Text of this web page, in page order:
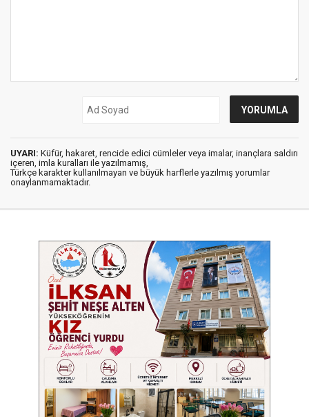
UYARI: Küfür, hakaret, rencide edici cümleler veya imalar, inançlara saldırı
içeren, imla kuralları ile yazılmamış,
Türkçe karakter kullanılmayan ve büyük harflerle yazılmış yorumlar
onaylanmamaktadır.